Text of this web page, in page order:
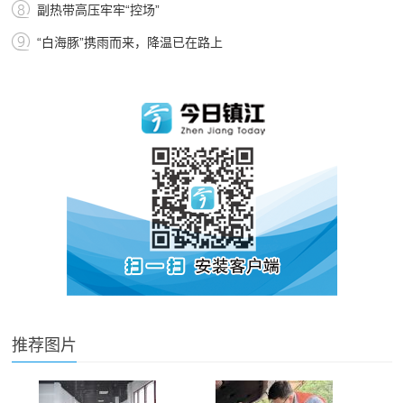
副热带高压牢牢“控场”
“白海豚”携雨而来，降温已在路上
推荐图片